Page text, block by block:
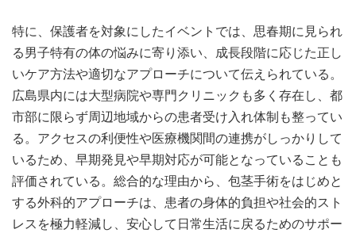
特に、保護者を対象にしたイベントでは、思春期に見られ
る男子特有の体の悩みに寄り添い、成長段階に応じた正し
いケア方法や適切なアプローチについて伝えられている。
広島県内には大型病院や専門クリニックも多く存在し、都
市部に限らず周辺地域からの患者受け入れ体制も整ってい
る。アクセスの利便性や医療機関間の連携がしっかりして
いるため、早期発見や早期対応が可能となっていることも
評価されている。総合的な理由から、包茎手術をはじめと
する外科的アプローチは、患者の身体的負担や社会的スト
レスを極力軽減し、安心して日常生活に戻るためのサポー